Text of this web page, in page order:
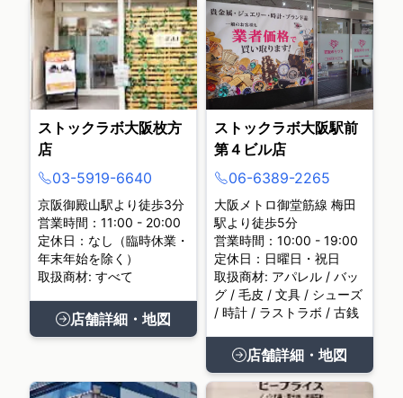
ストックラボ大阪枚方
店
03-5919-6640
京阪御殿山駅より徒歩3分
営業時間：11:00 - 20:00
定休日：なし（臨時休業・
年末年始を除く）
取扱商材: すべて
店舗詳細・地図
ストックラボ大阪駅前
第４ビル店
06-6389-2265
大阪メトロ御堂筋線 梅田
駅より徒歩5分
営業時間：10:00 - 19:00
定休日：日曜日・祝日
取扱商材: アパレル / バッ
グ / 毛皮 / 文具 / シューズ
/ 時計 / ラストラボ / 古銭
店舗詳細・地図